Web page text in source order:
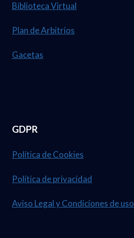
Biblioteca Virtual
Plan de Arbitrios
Gacetas
GDPR
Política de Cookies
Política de privacidad
Aviso Legal y Condiciones de uso